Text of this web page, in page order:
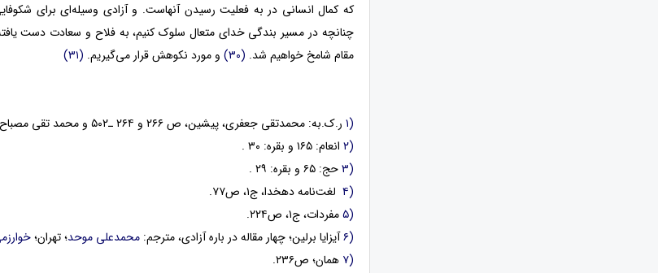
که کمال انسانی در به فعلیت رسیدن آنهاست. و آزادی وسیله‌ای برای
چنانچه در مسیر بندگی خدای متعال سلوک کنیم، به فلاح و سعادت دست
مقام شامخ خواهیم شد. (۳۰) و مورد نکوهش قرار می‌گیریم. (۳۱)
(۱ ر.ک.به: محمدتقی جعفری، پیشین، ص ۲۶۶ و ۲۶۴ ـ۵۰۲ و محمد تقی مصباح یزدی ، جزوه حقوق و سیاست، ج۲؛ مبحث حقوق بشر.
(۲ انعام: ۱۶۵ و بقره: ۳۰ .
(۳
حج: ۶۵ و بقره: ۲۹ .
(۴
لغت‌نامه دهخدا، ج۱، ص۷۷.
(۵ مفردات، ج۱، ص۲۲۴.
(۶ آیزایا برلین؛ چهار مقاله در باره آزادی، مترجم:محمدعلی موحد؛ تهران؛
(۷ همان؛ ص۲۳۶.